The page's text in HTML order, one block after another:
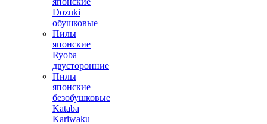
Dozuki
обушковые
Пилы
японские
Ryoba
двусторонние
Пилы
японские
безобушковые
Kataba
Kariwaku